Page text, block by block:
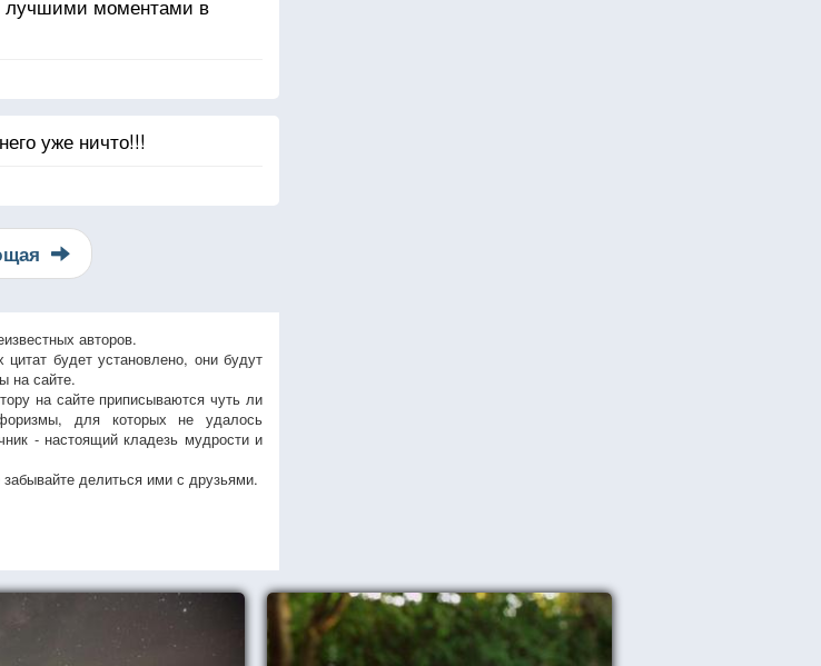
лучшими моментами в
уже ничто!!!
авторов.
будет установлено, они будут
на сайте.
на сайте приписываются чуть ли
для которых не удалось
- настоящий кладезь мудрости и
делиться ими с друзьями.